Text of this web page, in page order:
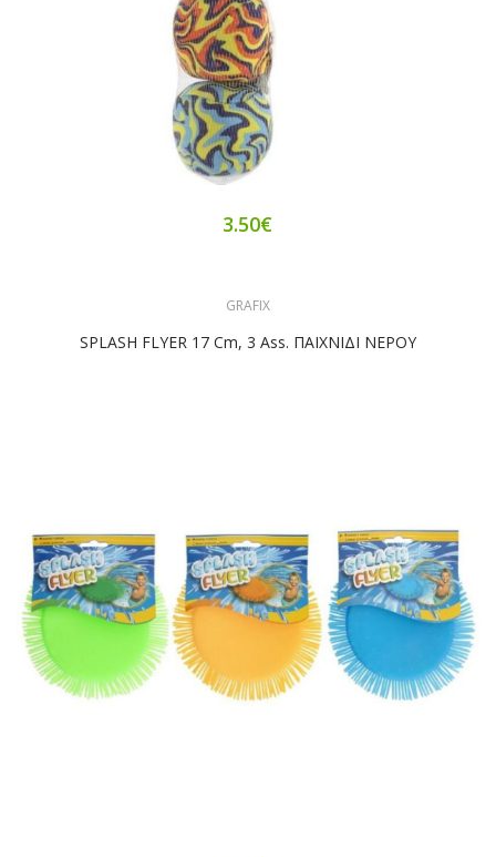
3.50€
GRAFIX
SPLASH FLYER 17 Cm, 3 Ass. ΠΑΙΧΝΙΔΙ ΝΕΡΟΥ